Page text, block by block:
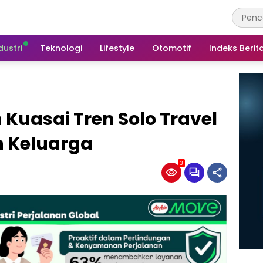
Teknologi Lifestyle Otomotif Indeks
Tren Solo Travel
Keluarga
3